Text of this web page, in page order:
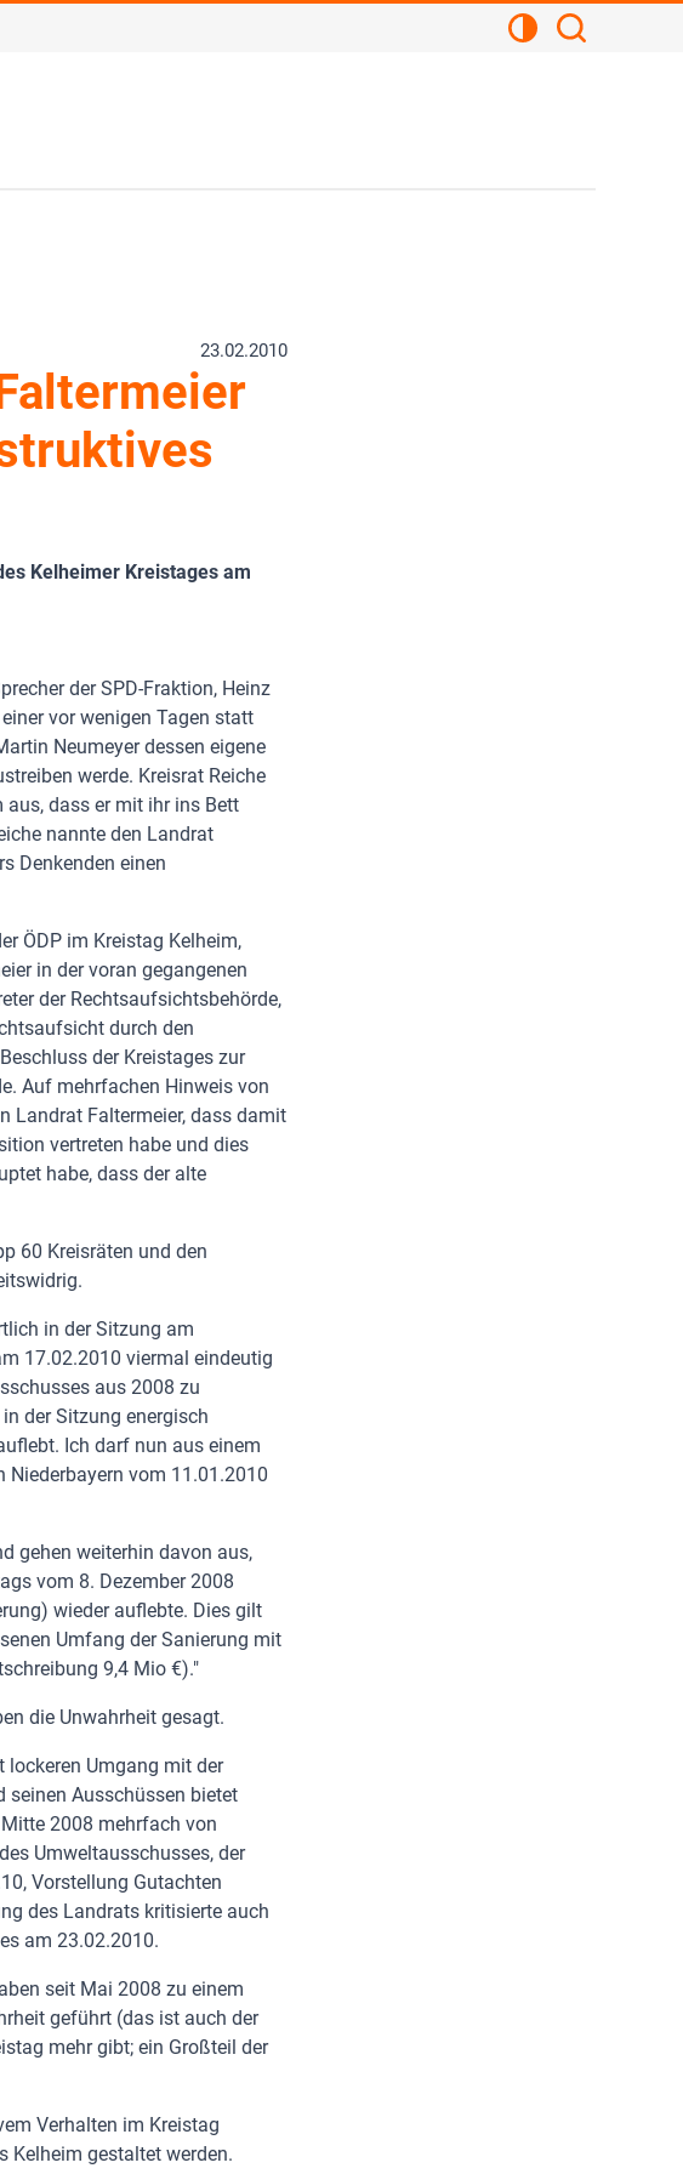
Kontrastansicht
23.02.2010
Kelheimer Kreistages am
der SPD-Fraktion, Heinz
vor wenigen Tagen statt
Neumeyer dessen eigene
werde. Kreisrat Reiche
dass er mit ihr ins Bett
nannte den Landrat
Denkenden einen
ÖDP im Kreistag Kelheim,
in der voran gegangenen
der Rechtsaufsichtsbehörde,
durch den
der Kreistages zur
Auf mehrfachen Hinweis von
Landrat Faltermeier, dass damit
vertreten habe und dies
habe, dass der alte
60 Kreisräten und den
in der Sitzung am
17.02.2010 viermal eindeutig
aus 2008 zu
der Sitzung energisch
Ich darf nun aus einem
Niederbayern vom 11.01.2010
gehen weiterhin davon aus,
vom 8. Dezember 2008
wieder auflebte. Dies gilt
Umfang der Sanierung mit
9,4 Mio €)."
die Unwahrheit gesagt.
lockeren Umgang mit der
seinen Ausschüssen bietet
2008 mehrfach von
Umweltausschusses, der
Vorstellung Gutachten
des Landrats kritisierte auch
am 23.02.2010.
seit Mai 2008 zu einem
geführt (das ist auch der
mehr gibt; ein Großteil der
Verhalten im Kreistag
Kelheim gestaltet werden.